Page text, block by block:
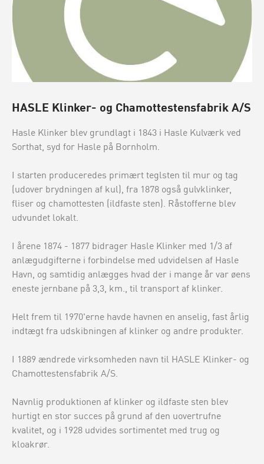
HASLE Klinker- og Chamottestensfabrik A/S
Hasle Klinker blev grundlagt i 1843 i Hasle Kulværk ved
Sorthat, syd for Hasle på Bornholm.
I starten produceredes primært teglsten til mur og tag
(udover brydningen af kul), fra 1878 også gulvklinker,
fliser og chamottesten (ildfaste sten). Råstofferne blev
udvundet lokalt.
I årene 1874 - 1877 bidrager Hasle Klinker med 1/3 af
anlægudgifterne i forbindelse med udvidelsen af Hasle
Havn, og samtidig anlægges hvad der i mange år var øens
eneste jernbane på 3,3, km., til transport af klinker.
Helt frem til 1970'erne havde havnen en anselig, fast årlig
indtægt fra udskibningen af klinker og andre produkter.
I 1889 ændrede virksomheden navn til HASLE Klinker- og
Chamottestensfabrik A/S.
Navnlig produktionen af klinker og ildfaste sten blev
hurtigt en stor succes på grund af den uovertrufne
kvalitet, og i 1928 udvides sortimentet med trug og
kloakrør.